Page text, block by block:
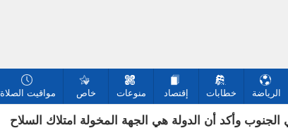
الرياضة خطابات إقتصاد منوعات خاص مواقيت الصلاة
وأكد أن الدولة هي الجهة المخولة امتلاك السلاح